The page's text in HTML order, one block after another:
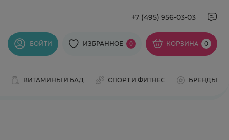
+7 (495) 956-03-03
ВОЙТИ ИЗБРАННОЕ 0 КОРЗИНА 0
ВИТАМИНЫ И БАД СПОРТ И ФИТНЕС БРЕНДЫ